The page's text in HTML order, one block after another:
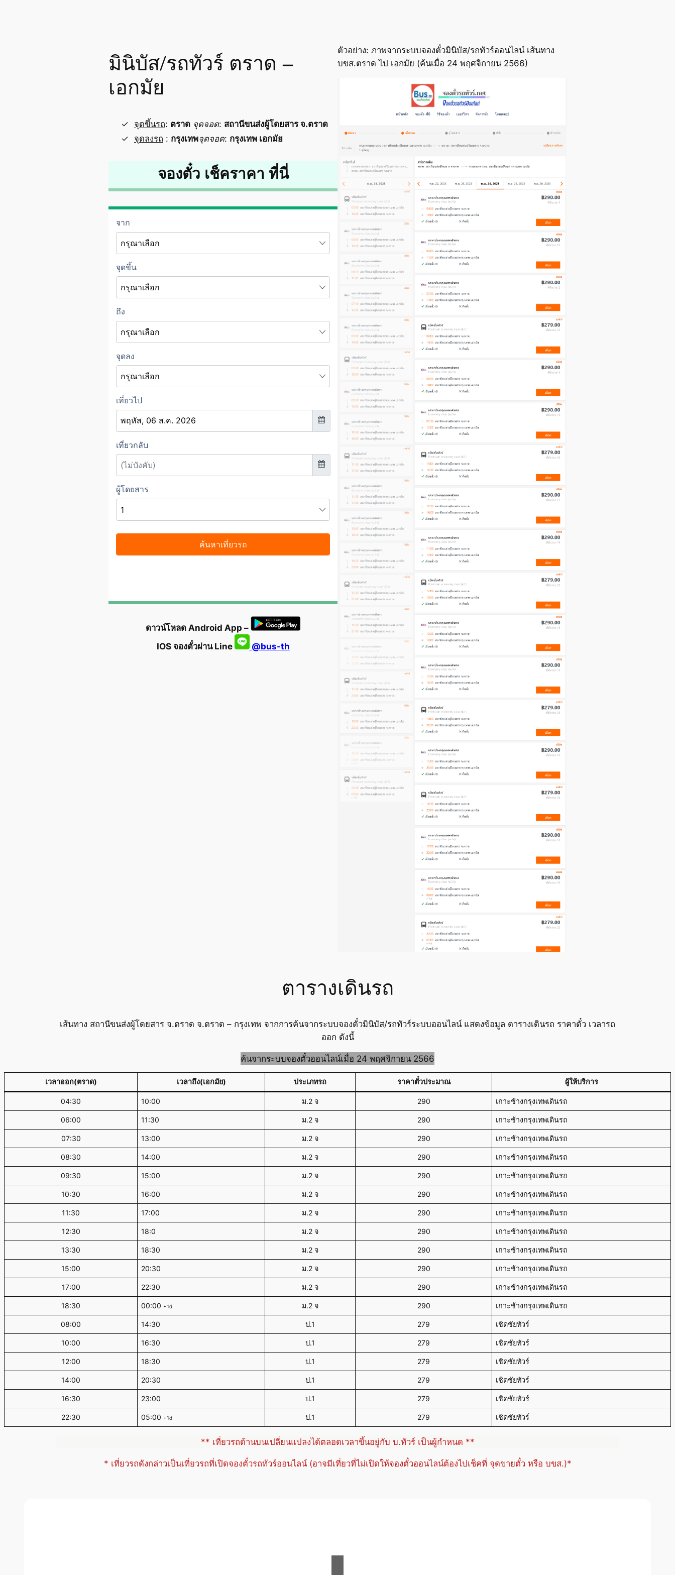
มินิบัส/รถทัวร์ ตราด –
เอกมัย
จุดขึ้นรถ: ตราด จุดจอด: สถานีขนส่งผู้โดยสาร จ.ตราด
จุดลงรถ : กรุงเทพจุดจอด: กรุงเทพ เอกมัย
จองตั๋ว เช็คราคา ที่นี่
ดาวน์โหลด Android App –
IOS จองตั๋วผ่าน Line
@bus-th
ตัวอย่าง: ภาพจากระบบจองตั๋วมินิบัส/รถทัวร์ออนไลน์ เส้นทาง
บขส.ตราด ไป เอกมัย (ค้นเมื่อ 24 พฤศจิกายน 2566)
ตารางเดินรถ
เส้นทาง สถานีขนส่งผู้โดยสาร จ.ตราด จ.ตราด – กรุงเทพ จากการค้นจากระบบจองตั๋วมินิบัส/รถทัวร์ระบบออนไลน์ แสดงข้อมูล ตารางเดินรถ ราคาตั๋ว เวลารถ
ออก ดังนี้
ค้นจากระบบจองตั๋วออนไลน์เมื่อ 24 พฤศจิกายน 2566
เวลาออก(ตราด) เวลาถึง(เอกมัย) ประเภทรถ ราคาตั๋วประมาณ ผู้ให้บริการ
04:30 10:00 ม.2 จ 290 เกาะช้างกรุงเทพเดินรถ
06:00 11:30 ม.2 จ 290 เกาะช้างกรุงเทพเดินรถ
07:30 13:00 ม.2 จ 290 เกาะช้างกรุงเทพเดินรถ
08:30 14:00 ม.2 จ 290 เกาะช้างกรุงเทพเดินรถ
09:30 15:00 ม.2 จ 290 เกาะช้างกรุงเทพเดินรถ
10:30 16:00 ม.2 จ 290 เกาะช้างกรุงเทพเดินรถ
11:30 17:00 ม.2 จ 290 เกาะช้างกรุงเทพเดินรถ
12:30 18:0 ม.2 จ 290 เกาะช้างกรุงเทพเดินรถ
13:30 18:30 ม.2 จ 290 เกาะช้างกรุงเทพเดินรถ
15:00 20:30 ม.2 จ 290 เกาะช้างกรุงเทพเดินรถ
17:00 22:30 ม.2 จ 290 เกาะช้างกรุงเทพเดินรถ
18:30 00:00 +1d ม.2 จ 290 เกาะช้างกรุงเทพเดินรถ
08:00 14:30 ป.1 279 เชิดชัยทัวร์
10:00 16:30 ป.1 279 เชิดชัยทัวร์
12:00 18:30 ป.1 279 เชิดชัยทัวร์
14:00 20:30 ป.1 279 เชิดชัยทัวร์
16:30 23:00 ป.1 279 เชิดชัยทัวร์
22:30 05:00 +1d ป.1 279 เชิดชัยทัวร์
** เที่ยวรถด้านบนเปลี่ยนแปลงได้ตลอดเวลาขึ้นอยู่กับ บ.ทัวร์ เป็นผู้กำหนด **
* เที่ยวรถดังกล่าวเป็นเที่ยวรถที่เปิดจองตั๋วรถทัวร์ออนไลน์ (อาจมีเที่ยวที่ไม่เปิดให้จองตั๋วออนไลน์ต้องไปเช็คที่ จุดขายตั๋ว หรือ บขส.)*